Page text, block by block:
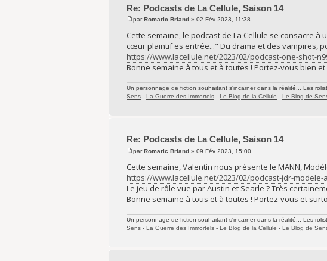
Re: Podcasts de La Cellule, Saison 14
parRomaric Briand » 02 Fév 2023, 11:38
Cette semaine, le podcast de La Cellule se consacre
cœur plaintif es entrée..." Du drama et des vampires,
https://www.lacellule.net/2023/02/podcast-one-shot-
Bonne semaine à tous et à toutes ! Portez-vous bien
Un personnage de fiction souhaitant s'incarner dans la réalité... Les
Sens - La Guerre des Immortels - Le Blog de la Cellule - Le Blog de
Re: Podcasts de La Cellule, Saison 14
parRomaric Briand » 09 Fév 2023, 15:00
Cette semaine, Valentin nous présente le MANN,
https://www.lacellule.net/2023/02/podcast-jdr-modele-
Le jeu de rôle vue par Austin et Searle ? Très
Bonne semaine à tous et à toutes ! Portez-vous et
Un personnage de fiction souhaitant s'incarner dans la réalité... Les
Sens - La Guerre des Immortels - Le Blog de la Cellule - Le Blog de